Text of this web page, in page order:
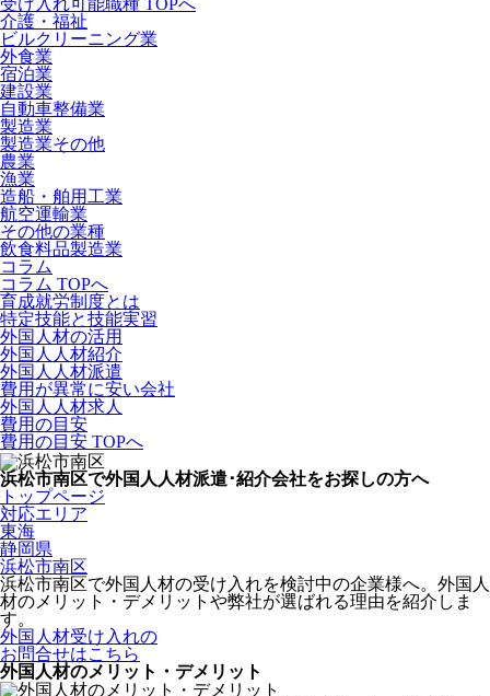
受け入れ可能職種 TOPへ
介護・福祉
ビルクリーニング業
外食業
宿泊業
建設業
自動車整備業
製造業
製造業その他
農業
漁業
造船・舶用工業
航空運輸業
その他の業種
飲食料品製造業
コラム
コラム TOPへ
育成就労制度とは
特定技能と技能実習
外国人材の活用
外国人人材紹介
外国人人材派遣
費用が異常に安い会社
外国人人材求人
費用の目安
費用の目安 TOPへ
浜松市南区で外国人人材派遣･紹介会社をお探しの方へ
トップページ
対応エリア
東海
静岡県
浜松市南区
浜松市南区で外国人材の受け入れを検討中の企業様へ。外国人
材のメリット・デメリットや弊社が選ばれる理由を紹介しま
す。
外国人材受け入れの
お問合せはこちら
外国人材のメリット・デメリット